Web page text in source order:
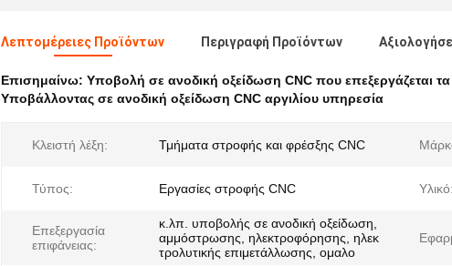
Λεπτομέρειες Προϊόντων Περιγραφή Προϊόντων
Επισημαίνω: Υποβολή σε ανοδική οξείδωση CNC που επεξεργάζεται
Υποβάλλοντας σε ανοδική οξείδωση CNC αργιλίου υπηρεσία
Κλειστή λέξη: Τμήματα στροφής και φρέσξης CNC
Τύπος: Εργασίες στροφής CNC Υλικό:
Επεξεργασία
επιφάνειας:
κ.λπ. υποβολής σε ανοδική οξείδωση,
αμμόστρωσης, ηλεκτροφόρησης, ηλεκ
τρολυτικής επιμετάλλωσης, ομαλο